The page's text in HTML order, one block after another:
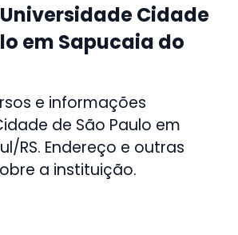
Cidade
em Sapucaia do
e informações
de São Paulo em
RS. Endereço e outras
a instituição.